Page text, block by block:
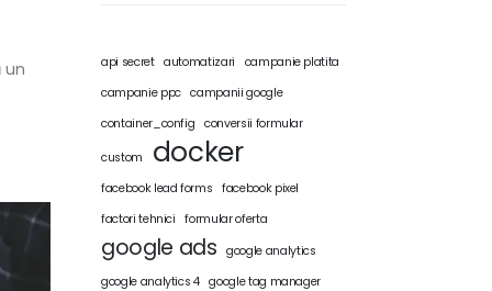
un api secret automatizari
campanie platita
campanie ppc campanii google
container_config
conversii formular
custom docker
facebook lead forms
facebook pixel
factori tehnici
formular oferta
google ads
google analytics
google analytics 4 google tag manager